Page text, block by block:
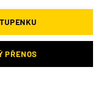
PŘENOS